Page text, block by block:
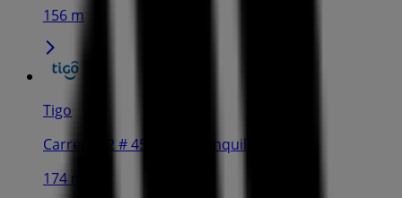
156 m
Tigo
Carrera 42 # 45-38, Barranquilla
174 m